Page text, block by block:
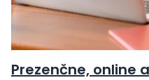
Prezenčne, online